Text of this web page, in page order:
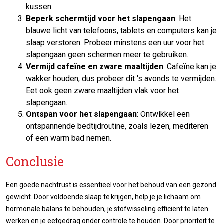
kussen.
Beperk schermtijd voor het slapengaan: Het
blauwe licht van telefoons, tablets en computers kan je
slaap verstoren. Probeer minstens een uur voor het
slapengaan geen schermen meer te gebruiken.
Vermijd cafeïne en zware maaltijden: Cafeïne kan je
wakker houden, dus probeer dit 's avonds te vermijden.
Eet ook geen zware maaltijden vlak voor het
slapengaan.
Ontspan voor het slapengaan: Ontwikkel een
ontspannende bedtijdroutine, zoals lezen, mediteren
of een warm bad nemen.
Conclusie
Een goede nachtrust is essentieel voor het behoud van een gezond
gewicht. Door voldoende slaap te krijgen, help je je lichaam om
hormonale balans te behouden, je stofwisseling efficiënt te laten
werken en je eetgedrag onder controle te houden. Door prioriteit te